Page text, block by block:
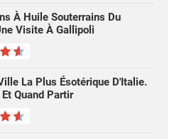
À Huile Souterrains Du
Visite À Gallipoli
La Plus Ésotérique D'Italie.
Quand Partir